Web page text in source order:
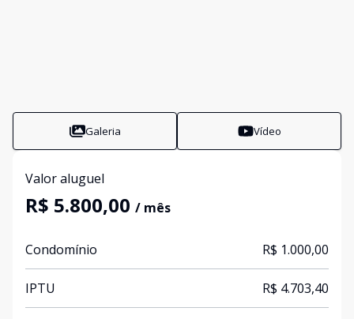
Galeria Vídeo
Valor aluguel
R$ 5.800,00 / mês
Condomínio R$ 1.000,00
IPTU R$ 4.703,40